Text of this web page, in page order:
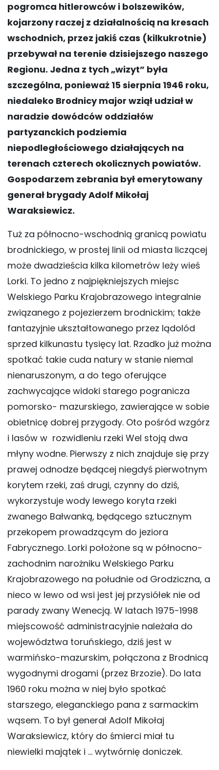
pogromca hitlerowców i bolszewików,
kojarzony raczej z działalnością na kresach
wschodnich, przez jakiś czas (kilkukrotnie)
przebywał na terenie dzisiejszego naszego
Regionu. Jedna z tych „wizyt” była
szczególna, ponieważ 15 sierpnia 1946 roku,
niedaleko Brodnicy major wziął udział w
naradzie dowódców oddziałów
partyzanckich podziemia
niepodległościowego działających na
terenach czterech okolicznych powiatów.
Gospodarzem zebrania był emerytowany
generał brygady Adolf Mikołaj
Waraksiewicz.
Tuż za północno-wschodnią granicą powiatu
brodnickiego, w prostej linii od miasta liczącej
może dwadzieścia kilka kilometrów leży wieś
Lorki. To jedno z najpiękniejszych miejsc
Welskiego Parku Krajobrazowego integralnie
związanego z pojezierzem brodnickim; także
fantazyjnie ukształtowanego przez lądolód
sprzed kilkunastu tysięcy lat. Rzadko już można
spotkać takie cuda natury w stanie niemal
nienaruszonym, a do tego oferujące
zachwycające widoki starego pogranicza
pomorsko- mazurskiego, zawierające w sobie
obietnicę dobrej przygody. Oto pośród wzgórz
i lasów w rozwidleniu rzeki Wel stoją dwa
młyny wodne. Pierwszy z nich znajduje się przy
prawej odnodze będącej niegdyś pierwotnym
korytem rzeki, zaś drugi, czynny do dziś,
wykorzystuje wody lewego koryta rzeki
zwanego Bałwanką, będącego sztucznym
przekopem prowadzącym do jeziora
Fabrycznego. Lorki położone są w północno-
zachodnim narożniku Welskiego Parku
Krajobrazowego na południe od Grodziczna, a
nieco w lewo od wsi jest jej przysiółek nie od
parady zwany Wenecją. W latach 1975-1998
miejscowość administracyjnie należała do
województwa toruńskiego, dziś jest w
warmińsko-mazurskim, połączona z Brodnicą
wygodnymi drogami (przez Brzozie). Do lata
1960 roku można w niej było spotkać
starszego, eleganckiego pana z sarmackim
wąsem. To był generał Adolf Mikołaj
Waraksiewicz, który do śmierci miał tu
niewielki majątek i … wytwórnię doniczek.